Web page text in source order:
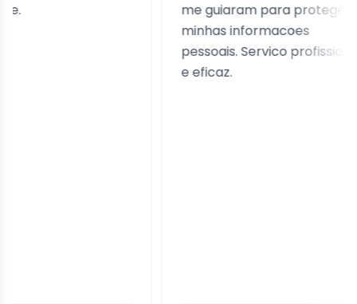
me guiaram para proteger
minhas informacoes
pessoais. Servico profissional